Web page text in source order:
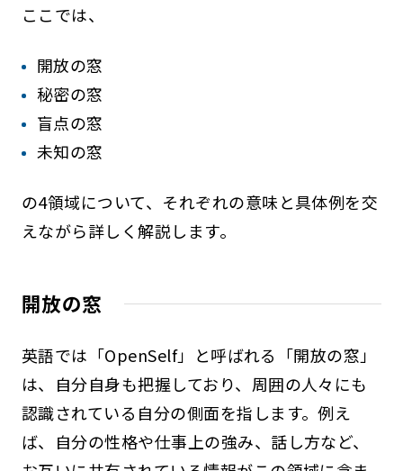
ここでは、
開放の窓
秘密の窓
盲点の窓
未知の窓
の4領域について、それぞれの意味と具体例を交
えながら詳しく解説します。
開放の窓
英語では「OpenSelf」と呼ばれる「開放の窓」
は、自分自身も把握しており、周囲の人々にも
認識されている自分の側面を指します。例え
ば、自分の性格や仕事上の強み、話し方など、